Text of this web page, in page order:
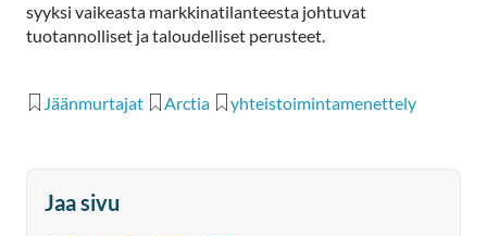
syyksi vaikeasta markkinatilanteesta johtuvat
tuotannolliset ja taloudelliset perusteet.
Jäänmurtajat Arctia yhteistoimintamenettely
Jaa sivu